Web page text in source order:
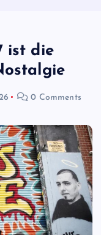
ist die
0 Comments